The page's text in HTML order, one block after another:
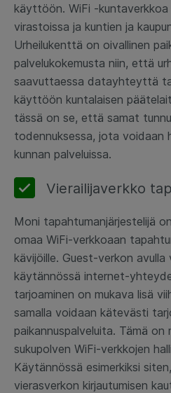
käyttöön. WiFi -
virastoissa ja kuntien ja
Urheilukenttä on oivallinen
palvelukokemusta niin, että
saavuttaessa datayhteyttä
käyttöön kuntalaisen
tässä on se, että samat
todennuksessa, jota voidaan
kunnan palveluissa.
Vierailijaverkko
Moni tapahtumanjärjestelijä
omaa WiFi-verkkoaan
kävijöille. Guest-verkon avulla
käytännössä internet-
tarjoaminen on mukava lisä
samalla voidaan kätevästi
paikannuspalveluita. Tämä on
sukupolven WiFi-verkkojen
Käytännössä esimerkiksi
vierasverkon kirjautumisen